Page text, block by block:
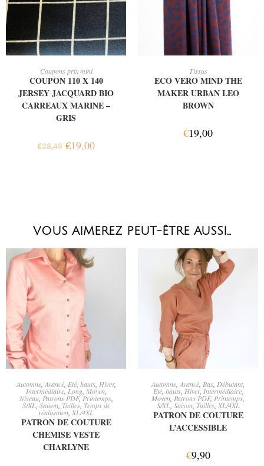
Coupons prix mini
COUPON 110 X 140
JERSEY JACQUARD BIO
CARREAUX MARINE –
GRIS
€28,49 €19,00
Tissus
ECO VERO MIND THE
MAKER URBAN LEO
BROWN
€19,00
VOUS AIMEREZ PEUT-ÊTRE AUSSI…
CHOIX DES OPTIONS
Automne, Avancé, Eté, hauts, Hiver,
Intermédiaire, Long, Moyen,
Niveau, Patrons PDF,Printemps,
S/XL,Saison, Tailles, Temps de
réalisation XL/4XL
PATRON DE COUTURE
CHEMISE VESTE
CHARLYNE
AJOUTER AU PANIER
Automne Avancé Bas Débutant
Eté, hauts, Hiver, Intermédiaire,
Moyen Patrons PDF, Printemps
S/XL, Saison, Tailles, XL/4XL
PATRON DE COUTURE
L’ACCESSIBLE
€9,90